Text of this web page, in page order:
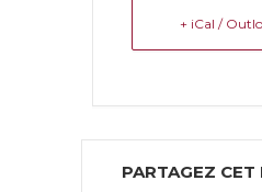
+ iCal /
PARTAGEZ CET